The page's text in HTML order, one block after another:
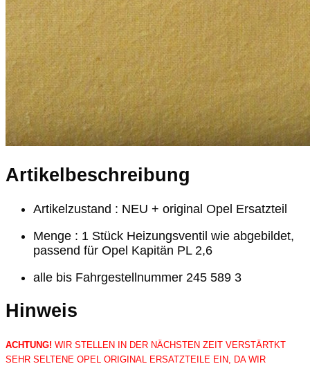
Artikelbeschreibung
Artikelzustand : NEU + original Opel Ersatzteil
Menge : 1 Stück Heizungsventil wie abgebildet,
passend für Opel Kapitän PL 2,6
alle bis Fahrgestellnummer 245 589 3
Hinweis
ACHTUNG! WIR STELLEN IN DER NÄCHSTEN ZEIT VERSTÄRTKT
SEHR SELTENE OPEL ORIGINAL ERSATZTEILE EIN, DA WIR